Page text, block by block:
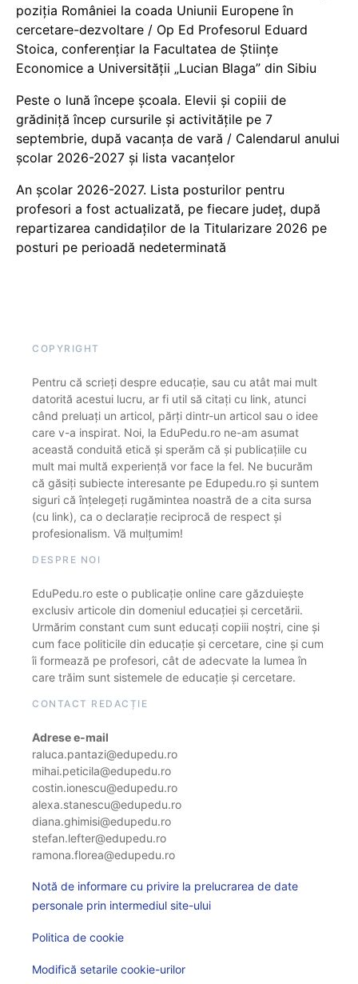
poziția României la coada Uniunii Europene în
cercetare-dezvoltare / Op Ed Profesorul Eduard
Stoica, conferențiar la Facultatea de Științe
Economice a Universității „Lucian Blaga” din Sibiu
Peste o lună începe școala. Elevii și copiii de
grădiniță încep cursurile și activitățile pe 7
septembrie, după vacanța de vară / Calendarul anului
școlar 2026-2027 și lista vacanțelor
An școlar 2026-2027. Lista posturilor pentru
profesori a fost actualizată, pe fiecare județ, după
repartizarea candidaților de la Titularizare 2026 pe
posturi pe perioadă nedeterminată
COPYRIGHT
Pentru că scrieți despre educație, sau cu atât mai mult
datorită acestui lucru, ar fi util să citați cu link, atunci
când preluați un articol, părți dintr-un articol sau o idee
care v-a inspirat. Noi, la EduPedu.ro ne-am asumat
această conduită etică și sperăm că și publicațiile cu
mult mai multă experiență vor face la fel. Ne bucurăm
că găsiți subiecte interesante pe Edupedu.ro și suntem
siguri că înțelegeți rugămintea noastră de a cita sursa
(cu link), ca o declarație reciprocă de respect și
profesionalism. Vă mulțumim!
DESPRE NOI
EduPedu.ro este o publicație online care găzduiește
exclusiv articole din domeniul educației și cercetării.
Urmărim constant cum sunt educați copiii noștri, cine și
cum face politicile din educație și cercetare, cine și cum
îi formează pe profesori, cât de adecvate la lumea în
care trăim sunt sistemele de educație și cercetare.
CONTACT REDACȚIE
Adrese e-mail
raluca.pantazi@edupedu.ro
mihai.peticila@edupedu.ro
costin.ionescu@edupedu.ro
alexa.stanescu@edupedu.ro
diana.ghimisi@edupedu.ro
stefan.lefter@edupedu.ro
ramona.florea@edupedu.ro
Notă de informare cu privire la prelucrarea de date
personale prin intermediul site-ului
Politica de cookie
Modifică setarile cookie-urilor